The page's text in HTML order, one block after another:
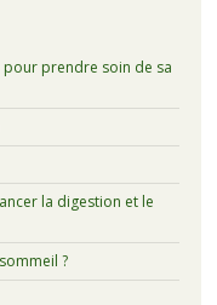
pour prendre soin de sa
la digestion et le
?